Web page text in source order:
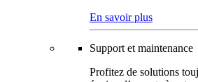
En savoir plus
Support et maintenance
Profitez de solutions